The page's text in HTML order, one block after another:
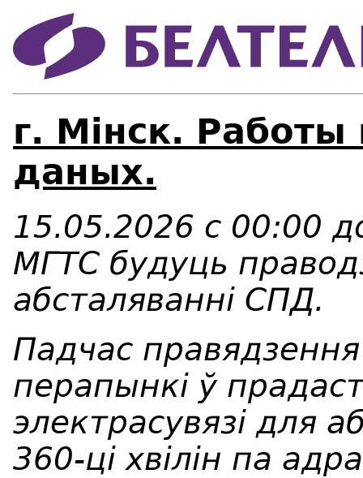
г. Мінск.
даных.
15.05.2026 с 00:00
МГТС будуць
абсталяванні СПД.
Падчас
перапынкі ў
электрасувязі для
360-ці хвілін па